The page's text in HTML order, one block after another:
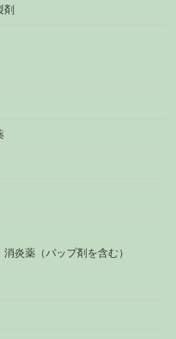
剤
炎薬（パップ剤を含む）